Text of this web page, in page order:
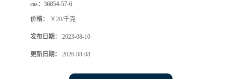
cas： 36854-57-6
价格： ￥20/千克
发布日期： 2023-08-10
更新日期： 2026-08-08